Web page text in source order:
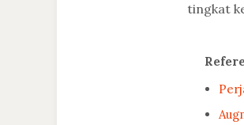
tingkat